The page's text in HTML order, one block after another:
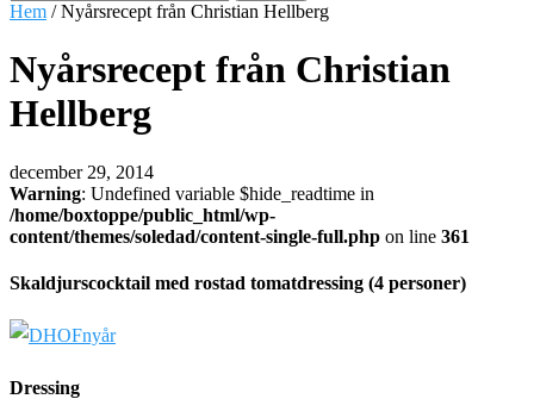
Hem /Nyårsrecept från Christian Hellberg
Nyårsrecept från Christian
Hellberg
december 29, 2014
Warning: Undefined variable $hide_readtime in
/home/boxtoppe/public_html/wp-
content/themes/soledad/content-single-full.php on line 361
Skaldjurscocktail med rostad tomatdressing (4 personer)
Dressing